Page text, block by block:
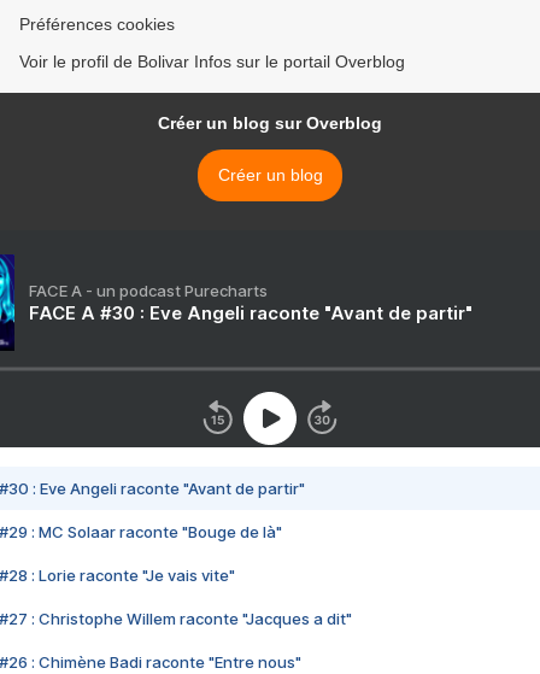
Préférences cookies
Voir le profil de Bolivar Infos sur le portail Overblog
Créer un blog sur Overblog
Créer un blog
FACE A - un podcast Purecharts
FACE A #30 : Eve Angeli raconte "Avant de partir"
#30 : Eve Angeli raconte "Avant de partir"
#29 : MC Solaar raconte "Bouge de là"
#28 : Lorie raconte "Je vais vite"
#27 : Christophe Willem raconte "Jacques a dit"
#26 : Chimène Badi raconte "Entre nous"